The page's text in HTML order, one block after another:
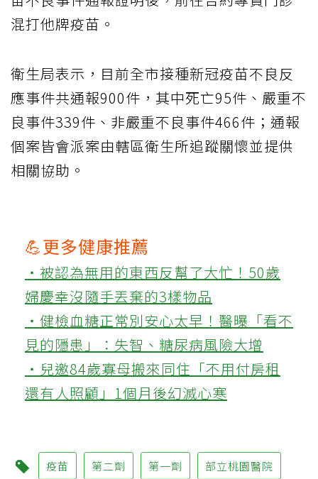
混打他牌疫苗。
衛生局表示，目前全市接種新冠疫苗不良反
應事件共通報900件，其中死亡95件、嚴重不
良事件339件、非嚴重不良事件466件；通報
個案皆會派案由轄區衛生所追蹤關懷並提供
相關協助。
💪更多健康推薦
‧被認為無用的東西反幫了大忙！50歲
婦慶幸沒隨手丟棄的3樣物品
‧健檢血糖正常別安心太早！醫曝「看不
見的隱患」：失智、糖尿病風險大增
‧兒邀84歲寡母搬來同住「不用付房租
還有人照顧」1個月後幻滅心寒
疫苗 第二劑 第一劑 部立桃園醫院